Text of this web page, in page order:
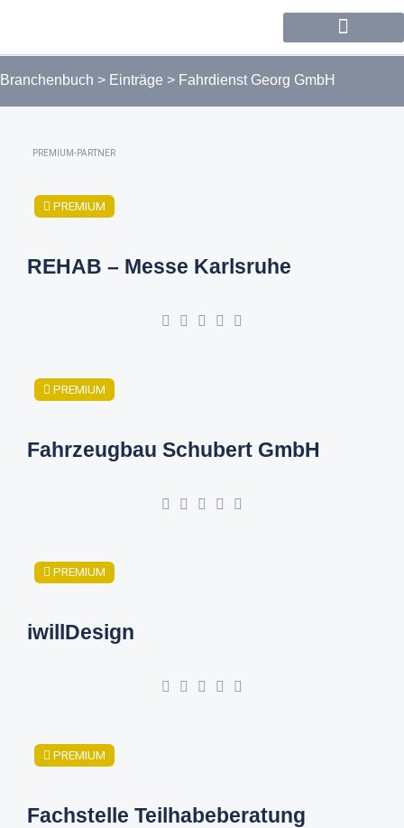
Branchenbuch > Einträge > Fahrdienst Georg GmbH
PREMIUM-PARTNER
PREMIUM
REHAB – Messe Karlsruhe
PREMIUM
Fahrzeugbau Schubert GmbH
PREMIUM
iwillDesign
PREMIUM
Fachstelle Teilhabeberatung